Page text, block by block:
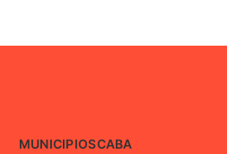
MUNICIPIOSCABA